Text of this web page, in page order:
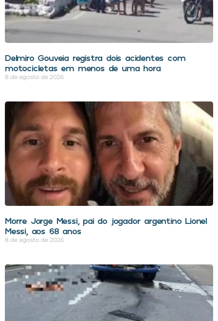
Delmiro Gouveia registra dois acidentes com
motocicletas em menos de uma hora
8 de agosto de 2026
Morre Jorge Messi, pai do jogador argentino Lionel
Messi, aos 68 anos
8 de agosto de 2026